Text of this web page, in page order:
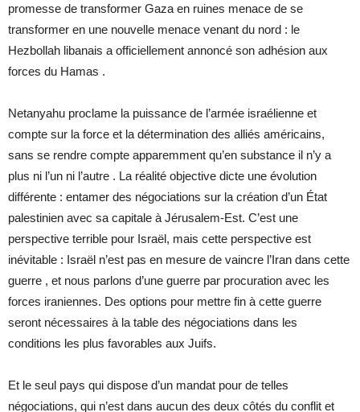
promesse de transformer Gaza en ruines menace de se
transformer en une nouvelle menace venant du nord : le
Hezbollah libanais a officiellement annoncé son adhésion aux
forces du Hamas .
Netanyahu proclame la puissance de l’armée israélienne et
compte sur la force et la détermination des alliés américains,
sans se rendre compte apparemment qu’en substance il n’y a
plus ni l’un ni l’autre . La réalité objective dicte une évolution
différente : entamer des négociations sur la création d’un État
palestinien avec sa capitale à Jérusalem-Est. C’est une
perspective terrible pour Israël, mais cette perspective est
inévitable : Israël n’est pas en mesure de vaincre l’Iran dans cette
guerre , et nous parlons d’une guerre par procuration avec les
forces iraniennes. Des options pour mettre fin à cette guerre
seront nécessaires à la table des négociations dans les
conditions les plus favorables aux Juifs.
Et le seul pays qui dispose d’un mandat pour de telles
négociations, qui n’est dans aucun des deux côtés du conflit et